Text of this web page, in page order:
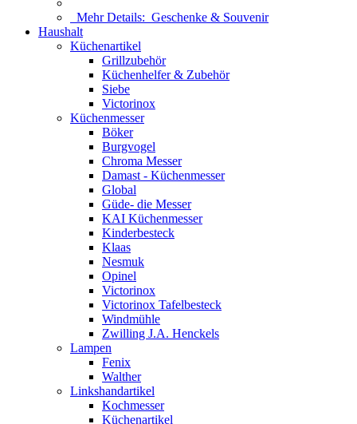
Mehr Details: Geschenke & Souvenir
Haushalt
Küchenartikel
Grillzubehör
Küchenhelfer & Zubehör
Siebe
Victorinox
Küchenmesser
Böker
Burgvogel
Chroma Messer
Damast - Küchenmesser
Global
Güde- die Messer
KAI Küchenmesser
Kinderbesteck
Klaas
Nesmuk
Opinel
Victorinox
Victorinox Tafelbesteck
Windmühle
Zwilling J.A. Henckels
Lampen
Fenix
Walther
Linkshandartikel
Kochmesser
Küchenartikel